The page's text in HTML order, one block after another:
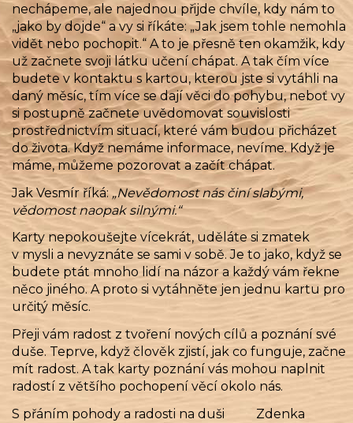
nechápeme, ale najednou přijde chvíle, kdy nám to
„jako by dojde“ a vy si říkáte: „Jak jsem tohle nemohla
vidět nebo pochopit.“ A to je přesně ten okamžik, kdy
už začnete svoji látku učení chápat. A tak čím více
budete v kontaktu s kartou, kterou jste si vytáhli na
daný měsíc, tím více se dají věci do pohybu, neboť vy
si postupně začnete uvědomovat souvislosti
prostřednictvím situací, které vám budou přicházet
do života. Když nemáme informace, nevíme. Když je
máme, můžeme pozorovat a začít chápat.
Jak Vesmír říká: „Nevědomost nás činí slabými,
vědomost naopak silnými.“
Karty nepokoušejte vícekrát, uděláte si zmatek
v mysli a nevyznáte se sami v sobě. Je to jako, když se
budete ptát mnoho lidí na názor a každý vám řekne
něco jiného. A proto si vytáhněte jen jednu kartu pro
určitý měsíc.
Přeji vám radost z tvoření nových cílů a poznání své
duše. Teprve, když člověk zjistí, jak co funguje, začne
mít radost. A tak karty poznání vás mohou naplnit
radostí z většího pochopení věcí okolo nás.
S přáním pohody a radosti na duši Zdenka